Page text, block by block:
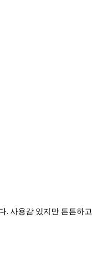
. 사용감 있지만 튼튼하고